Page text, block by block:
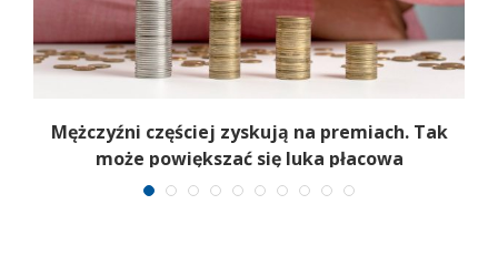
Mężczyźni częściej zyskują na premiach. Tak
może powiększać się luka płacowa